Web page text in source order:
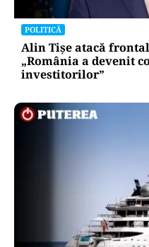
POLITICĂ
Alin Tișe atacă
„România a devenit
investitorilor”